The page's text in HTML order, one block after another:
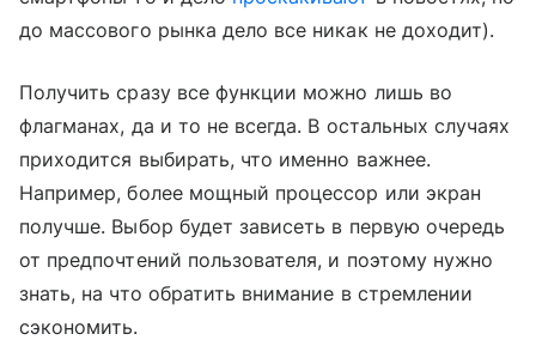
до массового рынка дело все никак не доходит).
Получить сразу все функции можно лишь во
флагманах, да и то не всегда. В остальных случаях
приходится выбирать, что именно важнее.
Например, более мощный процессор или экран
получше. Выбор будет зависеть в первую очередь
от предпочтений пользователя, и поэтому нужно
знать, на что обратить внимание в стремлении
сэкономить.